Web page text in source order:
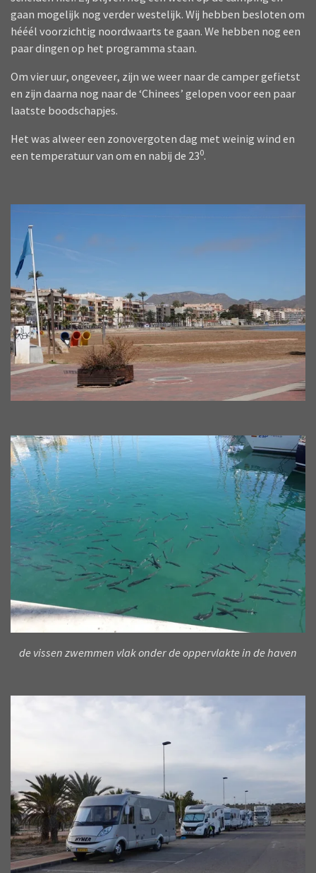
gaan mogelijk nog verder westelijk. Wij hebben besloten om
hééél voorzichtig noordwaarts te gaan. We hebben nog een
paar dingen op het programma staan.
Om vier uur, ongeveer, zijn we weer naar de camper gefietst
en zijn daarna nog naar de ‘Chinees’ gelopen voor een paar
laatste boodschapjes.
Het was alweer een zonovergoten dag met weinig wind en
een temperatuur van om en nabij de 230.
de vissen zwemmen vlak onder de oppervlakte in de haven